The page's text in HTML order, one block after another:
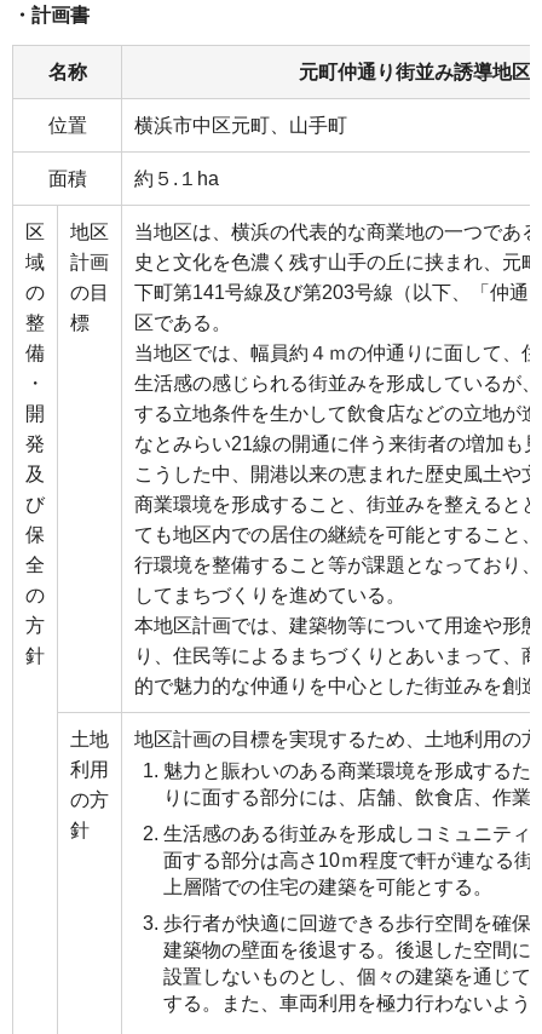
・計画書
名称 元町仲通り街並み誘導地区
位置 横浜市中区元町、山手町
面積 約５.１ha
区
域
の
整
備
・
開
発
及
び
保
全
の
方
針
地区
計画
の目
標
当地区は、横浜の代表的な商業地の一つであ
史と文化を色濃く残す山手の丘に挟まれ、元
下町第141号線及び第203号線（以下、「仲通
区である。
当地区では、幅員約４ｍの仲通りに面して、
生活感の感じられる街並みを形成しているが
する立地条件を生かして飲食店などの立地が
なとみらい21線の開通に伴う来街者の増加も
こうした中、開港以来の恵まれた歴史風土や
商業環境を形成すること、街並みを整えると
ても地区内での居住の継続を可能とすること
行環境を整備すること等が課題となっており
してまちづくりを進めている。
本地区計画では、建築物等について用途や形
り、住民等によるまちづくりとあいまって、
的で魅力的な仲通りを中心とした街並みを創
土地
利用
の方
針
地区計画の目標を実現するため、土地利用の
魅力と賑わいのある商業環境を形成するた
りに面する部分には、店舗、飲食店、作業
生活感のある街並みを形成しコミュニティ
面する部分は高さ10ｍ程度で軒が連なる
上層階での住宅の建築を可能とする。
歩行者が快適に回遊できる歩行空間を確保
建築物の壁面を後退する。後退した空間に
設置しないものとし、個々の建築を通じて
する。また、車両利用を極力行わないよう